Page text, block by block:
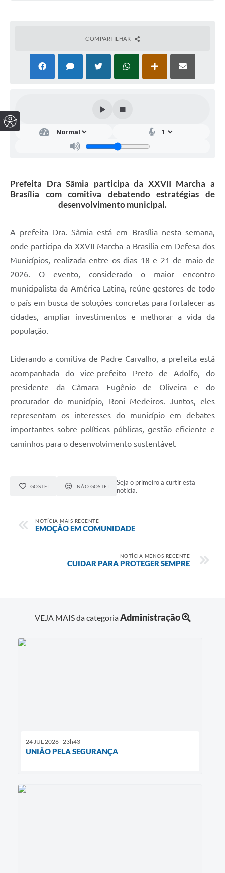
COMPARTILHAR
Prefeita Dra Sâmia participa da XXVII Marcha a
Brasília com comitiva debatendo estratégias de
desenvolvimento municipal.
A prefeita Dra. Sâmia está em Brasília nesta semana,
onde participa da XXVII Marcha a Brasília em Defesa dos
Municípios, realizada entre os dias 18 e 21 de maio de
2026. O evento, considerado o maior encontro
municipalista da América Latina, reúne gestores de todo
o país em busca de soluções concretas para fortalecer as
cidades, ampliar investimentos e melhorar a vida da
população.
Liderando a comitiva de Padre Carvalho, a prefeita está
acompanhada do vice-prefeito Preto de Adolfo, do
presidente da Câmara Eugênio de Oliveira e do
procurador do município, Roni Medeiros. Juntos, eles
representam os interesses do município em debates
importantes sobre políticas públicas, gestão eficiente e
caminhos para o desenvolvimento sustentável.
GOSTEI NÃO GOSTEI
Seja o primeiro a curtir esta
notícia.
NOTÍCIA MAIS RECENTE
EMOÇÃO EM COMUNIDADE
NOTÍCIA MENOS RECENTE
CUIDAR PARA PROTEGER SEMPRE
VEJA MAIS da categoriaAdministração
24 JUL 2026 - 23h43
UNIÃO PELA SEGURANÇA